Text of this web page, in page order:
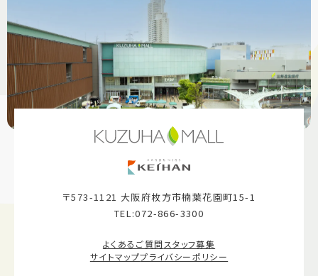
〒573-1121 大阪府枚方市楠葉花園町15-1
TEL:072-866-3300
よくあるご質問スタッフ募集
サイトマッププライバシーポリシー